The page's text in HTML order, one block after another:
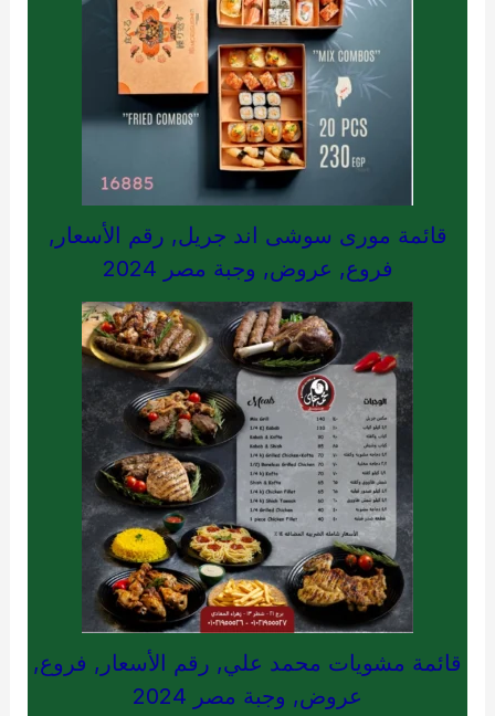
قائمة مورى سوشى اند جريل, رقم الأسعار,
فروع, عروض, وجبة مصر 2024
قائمة مشويات محمد علي, رقم الأسعار, فروع,
عروض, وجبة مصر 2024